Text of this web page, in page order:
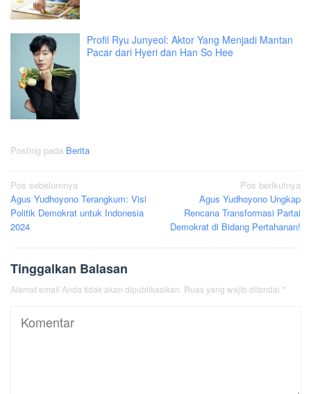
Profil Ryu Junyeol: Aktor Yang Menjadi Mantan
Pacar dari Hyeri dan Han So Hee
Posting pada Berita
Navigasi
pos
Pos sebelumnya
Agus Yudhoyono Terangkum: Visi
Politik Demokrat untuk Indonesia
2024
Pos berikutnya
Agus Yudhoyono Ungkap
Rencana Transformasi Partai
Demokrat di Bidang Pertahanan!
Tinggalkan Balasan
Alamat email Anda tidak akan dipublikasikan. Ruas yang wajib ditandai *